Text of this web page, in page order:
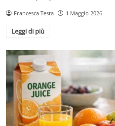
Francesca Testa 1 Maggio 2026
Leggi di più